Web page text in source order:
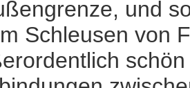
und
Schleusen von